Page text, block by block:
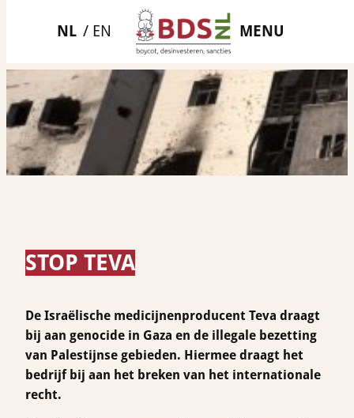
inhoud
MENU
STOP TEVA
De Israëlische medicijnenproducent Teva draagt
bij aan genocide in Gaza en de illegale bezetting
van Palestijnse gebieden. Hiermee draagt het
bedrijf bij aan het breken van het internationale
recht.